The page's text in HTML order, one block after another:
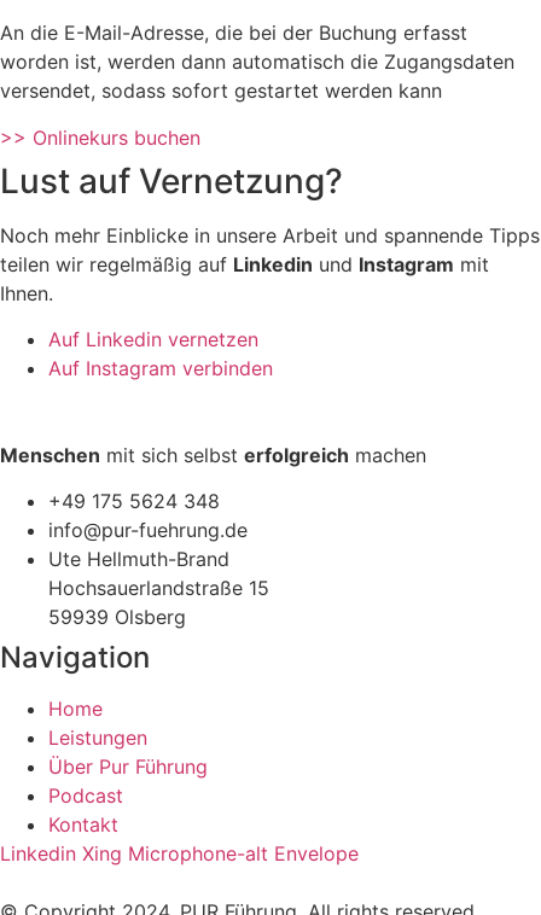
An die E-Mail-Adresse, die bei der Buchung erfasst
worden ist, werden dann automatisch die Zugangsdaten
versendet, sodass sofort gestartet werden kann
>> Onlinekurs buchen
Lust auf Vernetzung?
Noch mehr Einblicke in unsere Arbeit und spannende Tipps
teilen wir regelmäßig auf Linkedin und Instagram mit
Ihnen.
Auf Linkedin vernetzen
Auf Instagram verbinden
Menschen mit sich selbst erfolgreich machen
+49 175 5624 348
info@pur-fuehrung.de
Ute Hellmuth-Brand
Hochsauerlandstraße 15
59939 Olsberg
Navigation
Home
Leistungen
Über Pur Führung
Podcast
Kontakt
Linkedin Xing Microphone-alt Envelope